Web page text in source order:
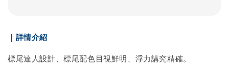
｜詳情介紹
標尾達人設計、標尾配色目視鮮明、浮力講究精確。